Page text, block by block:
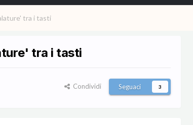
tra i tasti
tra i tasti
Condividi Seguaci 3